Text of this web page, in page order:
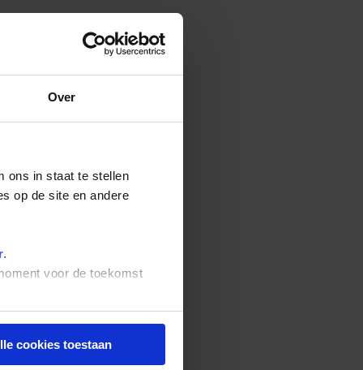
Over
ons in staat te stellen
op de site en andere
.
voor de toekomst
cookies toestaan